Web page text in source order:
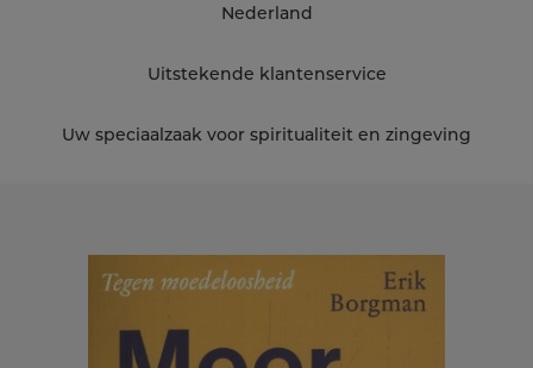
Nederland
Uitstekende klantenservice
Uw speciaalzaak voor spiritualiteit en zingeving